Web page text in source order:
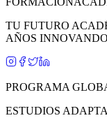
TU FUTURO
AÑOS
PROGRAMA
ESTUDIOS